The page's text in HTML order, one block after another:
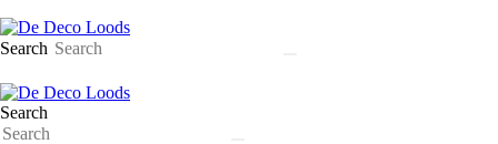
Search
Search